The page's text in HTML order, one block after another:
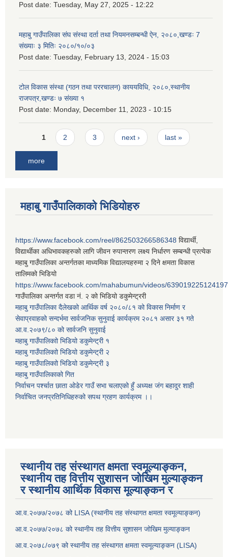
Post date: Tuesday, May 27, 2025 - 12:22
महाबु गाउँपालिका संघ संस्था दर्ता तथा नियमनसम्बन्धी ऐन, २०८०,खण्डः 7
संख्याः ३ मितिः २०८०/१०/०३
Post date: Tuesday, February 13, 2024 - 15:03
टोल विकास संस्था (गठन तथा पररचालन) काययविधि, २०८०,स्थानीय
राजपत्र,खण्डः ७ संख्या १
Post date: Monday, December 11, 2023 - 10:15
Pages
1 2 3 next › last »
more
महाबु गाउँपालिकाको भिडियोहरु
https://www.facebook.com/reel/862503266586348 विद्यार्थी,
विद्यार्थीका अधिभावकहरुको लागि जीवन रुपान्तरण लक्ष्य निर्धारण सम्बन्धी प्रत्येक
महाबु गाउँपालिका अन्तर्गतका माध्यमिक विद्यालयहरुमा २ दिने क्षमता विकास
तालिमको भिडियो
https://www.facebook.com/mahabumun/videos/639019225124197
गाउँपालिका अन्तर्गत वडा नं. २ को भिडियो डकुमेन्ट्ररी
महाबु गाउँपालिका दैलेखको आर्थिक वर्ष २०८०/८१ को विकास निर्माण र
सेवाप्रवाहको सन्दर्भमा सार्वजनिक सुनुवाई कार्यक्रम २०८१ असार ३१ गते
आ.व.२०७९/८० को सार्वजनि सुनुवाई
महाबु गाउँपालिकाो भिडियो डकुमेन्ट्री १
महाबु गाउँपालिकाो भिडियो डकुमेन्ट्री २
महाबु गाउँपालिकाो भिडियो डकुमेन्ट्री ३
महाबु गाउँपालिकाको गित
निर्वाचन पर्श्चात छाता ओडेर गाउँ सभा चलाएको हुँ अध्यक्ष जंग बहादुर शाही
निर्वाचित जनप्रतिनिधिहरुको सपथ ग्रहण कार्यक्रम ।।
स्थानीय तह संस्थागत क्षमता स्वमूल्याङ्कन,
स्थानीय तह वित्तीय सुशासन जोखिम मुल्याङ्कन
र स्थानीय आर्थिक विकास मूल्याङ्कन र
आ.व.२०७७/२०७८ को LISA (स्थानीय तह संस्थागत क्षमता स्वमूल्याङ्कन)
आ.व.२०७७/२०७८ को स्थानीय तह वित्तीय सुशासन जोखिम मुल्याङ्कन
आ.व.२०७८/०७९ को स्थानीय तह संस्थागत क्षमता स्वमूल्याङ्कन (LISA)